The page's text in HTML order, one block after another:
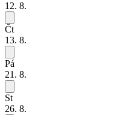
12. 8.
Čt
13. 8.
Pá
21. 8.
St
26. 8.